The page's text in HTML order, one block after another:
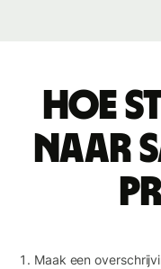
Hoe
naar
Maak een